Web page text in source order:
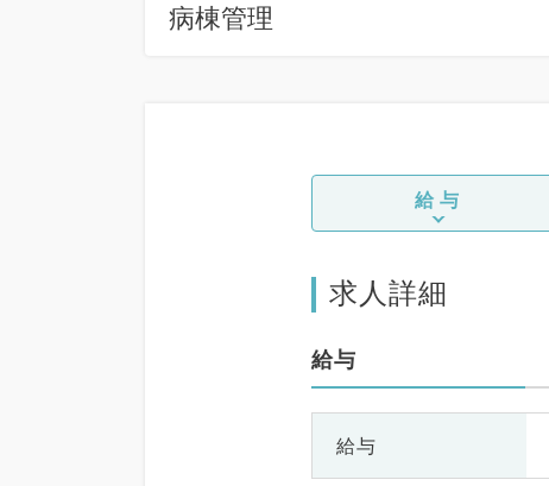
病棟管理
給与
求人詳細
給与
給与